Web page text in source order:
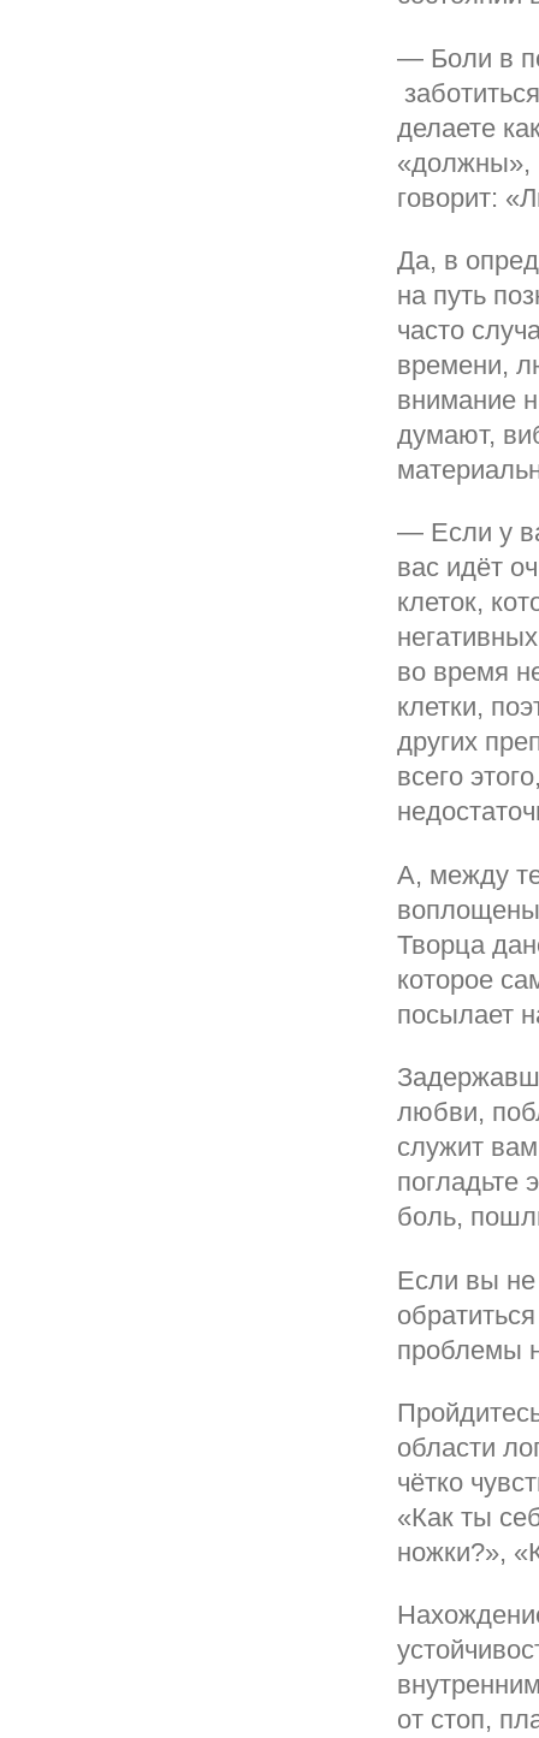
— Боли в
делаете
«должны»,
говорит:
Да, в
на путь
часто
времени,
внимание
думают,
— Если у
вас идёт
клеток,
во время
клетки,
других
всего
А, между
Творца
которое
посылает
любви,
служит
погладьте
боль,
Если вы
проблемы
области
чётко
«Как ты
ножки?»,
от стоп,